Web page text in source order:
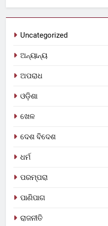
Uncategorized
ଅନ୍ୟାନ୍ୟ
ଅପରାଧ
ଓଡ଼ିଶା
ଖେଳ
ଦେଶ ବିଦେଶ
ଧର୍ମ
ପରମ୍ପରା
ପାଣିପାଗ
ରାଜନୀତି